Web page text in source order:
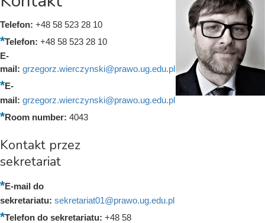
Telefon: +48 58 523 28 10
Telefon: +48 58 523 28 10
E-
mail: grzegorz.wierczynski@prawo.ug.edu.pl
E-
mail: grzegorz.wierczynski@prawo.ug.edu.pl
Room number: 4043
Kontakt przez
sekretariat
E-mail do
sekretariatu: sekretariat01@prawo.ug.edu.pl
Telefon do sekretariatu: +48 58